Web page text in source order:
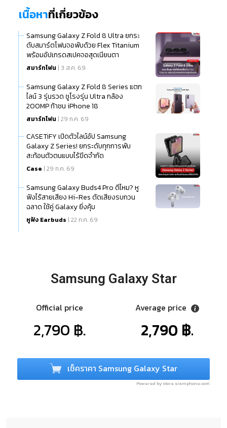
เนื้อหาที่เกี่ยวข้อง
Samsung Galaxy Z Fold 8 Ultra ยกระ
ดับสมาร์ตโฟนจอพับด้วย Flex Titanium
พร้อมอัปเกรดสเปคจอสุดเนียนตา
สมาร์ทโฟน | 3 ส.ค. 69
Samsung Galaxy Z Fold 8 Series แตก
ไลน์ 3 รุ่นรวด ชูโรงรุ่น Ultra กล้อง
200MP ท้าชน iPhone 18
สมาร์ทโฟน | 29 ก.ค. 69
CASETiFY เปิดตัวไลน์อัป Samsung
Galaxy Z Series! ยกระดับทุกการพับ
สะท้อนตัวตนแบบไร้ขีดจำกัด
Case | 29 ก.ค. 69
Samsung Galaxy Buds4 Pro ดีไหม? หู
ฟังไร้สายเสียง Hi-Res ตัดเสียงรบกวน
ฉลาด ใช้คู่ Galaxy ยิ่งคุ้ม
หูฟัง Earbuds | 22 ก.ค. 69
Samsung Galaxy Star
Official price
2,790 ฿.
Average price
2,790 ฿.
เช็คราคา Samsung Galaxy Star
Powered by store.siamphone.com